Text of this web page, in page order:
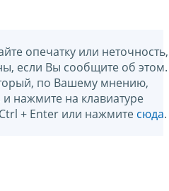
опечатку или неточность,
если Вы сообщите об этом.
по Вашему мнению,
нажмите на клавиатуре
+ Enter или нажмите сюда.